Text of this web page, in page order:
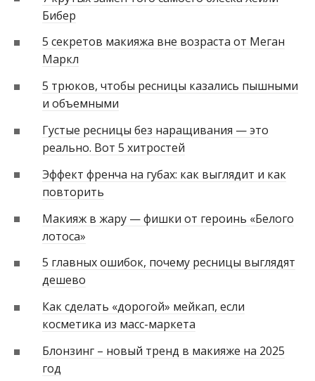
Бибер
5 секретов макияжа вне возраста от Меган
Маркл
5 трюков, чтобы ресницы казались пышными
и объемными
Густые ресницы без наращивания — это
реально. Вот 5 хитростей
Эффект френча на губах: как выглядит и как
повторить
Макияж в жару — фишки от героинь «Белого
лотоса»
5 главных ошибок, почему ресницы выглядят
дешево
Как сделать «дорогой» мейкап, если
косметика из масс-маркета
Блонзинг – новый тренд в макияже на 2025
год